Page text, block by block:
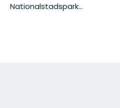
Nationalstadspark...